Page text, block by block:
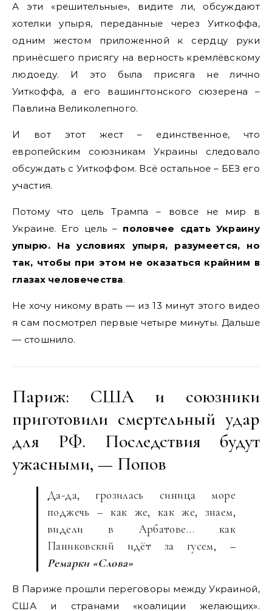
А эти «решительные», видите ли, обсуждают
хотелки упыря, переданные через Уиткоффа,
одним жестом приложенной к сердцу руки
принёсшего присягу на верность кремлёвскому
людоеду. И это была присяга не лично
Уиткоффа, а его вашингтонского сюзерена –
Павлина Великолепного.
И вот этот жест – единственное, что
европейским союзникам Украины следовало
обсуждать с Уиткоффом. Всё остальное – БЕЗ его
участия.
Потому что цель Трампа – вовсе не мир в
Украине. Его цель – половчее сдать Украину
упырю. На условиях упыря, разумеется, но
так, чтобы при этом не оказаться крайним в
глазах человечества.
Не хочу никому врать — из 13 минут этого видео
я сам посмотрел первые четыре минуты. Дальше
— стошнило.
Париж: США и союзники
приготовили смертельный удар
для РФ. Последствия будут
ужасными, — Попов
Да-да, грозилась синица море
поджечь – как же, как же, знаем,
видели в Арбатове… как
Паниковский идёт за гусем, –
Ремарки «Слова»
В Париже прошли переговоры между Украиной,
США и странами «коалиции желающих».